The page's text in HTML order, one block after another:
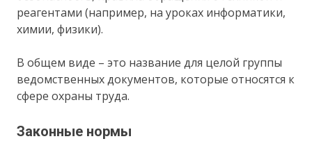
реагентами (например, на уроках информатики,
химии, физики).
В общем виде – это название для целой группы
ведомственных документов, которые относятся к
сфере охраны труда.
Законные нормы